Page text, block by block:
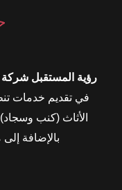
رؤية المستقبل
في تقديم خدمات
الأثاث (كنب
بالإضافة